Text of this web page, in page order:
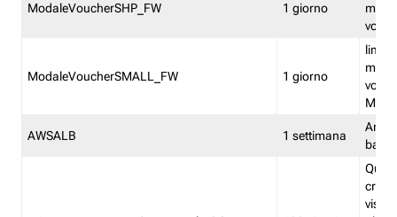
ModaleVoucherSHP_FW 1 giorno
ModaleVoucherSMALL_FW 1 giorno
AWSALB 1 settimana